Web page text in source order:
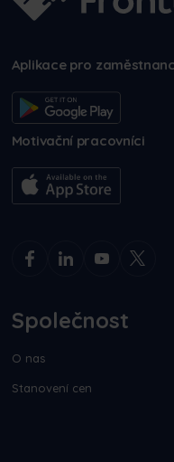
Aplikace pro
Motivační pracovníci
Společnost
O nas
Stanovení cen